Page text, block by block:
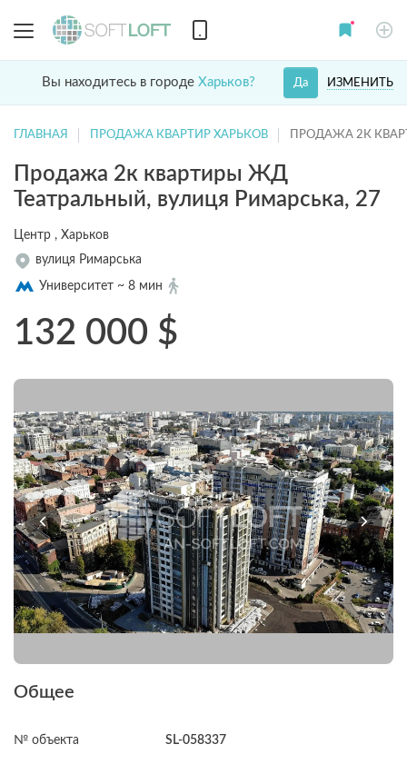
Вы находитесь в городе Харьков? ИЗМЕНИТЬ
Да
ГЛАВНАЯ ПРОДАЖА КВАРТИР ХАРЬКОВ ПРОДАЖА 2К
Продажа 2к квартиры ЖД
Театральный, вулиця Римарська, 27
Центр , Харьков
вулиця Римарська
Университет ~ 8 мин
132 000 $
Общее
№ объекта SL-058337